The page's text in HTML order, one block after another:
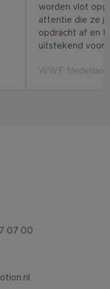
worden vlot
attentie die ze
opdracht af en
uitstekend voor
WWF
07 00